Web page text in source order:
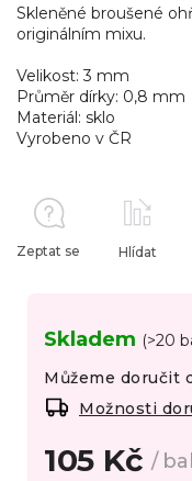
105 Kč/
Skladem (>20
Můžeme doručit
Možnosti
Skleněné broušené
originálním mixu.
Velikost: 3 mm
Průměr dírky: 0,8 mm
Materiál: sklo
Vyrobeno v ČR
Zeptat se Hlídat